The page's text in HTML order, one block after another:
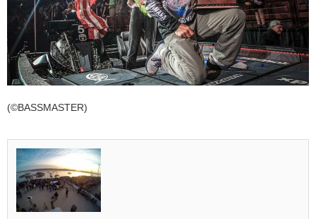
(©BASSMASTER)